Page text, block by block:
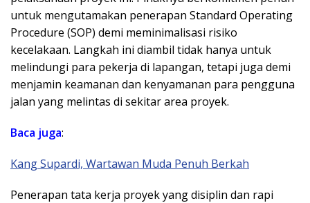
untuk mengutamakan penerapan Standard Operating
Procedure (SOP) demi meminimalisasi risiko
kecelakaan. Langkah ini diambil tidak hanya untuk
melindungi para pekerja di lapangan, tetapi juga demi
menjamin keamanan dan kenyamanan para pengguna
jalan yang melintas di sekitar area proyek.
Baca juga:
Kang Supardi, Wartawan Muda Penuh Berkah
​Penerapan tata kerja proyek yang disiplin dan rapi